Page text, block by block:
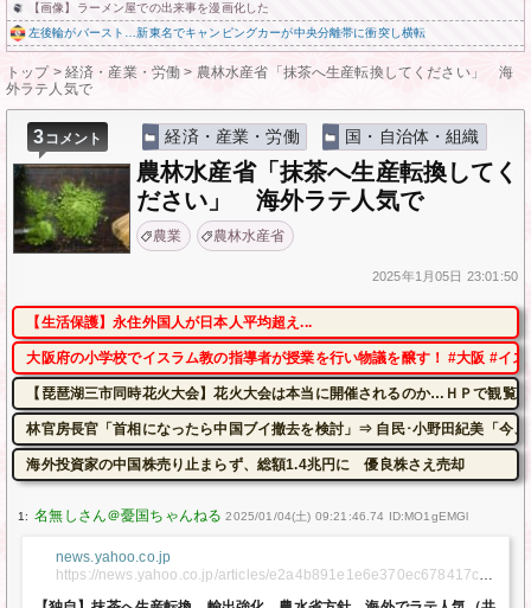
【画像】ラーメン屋での出来事を漫画化した
左後輪がバースト…新東名でキャンピングカーが中央分離帯に衝突し横転
トップ> 経済・産業・労働 > 農林水産省「抹茶へ生産転換してください」 海
外ラテ人気で
3コメント 経済・産業・労働 国・自治体・組織
農林水産省「抹茶へ生産転換してく
ださい」 海外ラテ人気で
農業 農林水産省
2025年1月05日 23:01:50
【生活保護】永住外国人が日本人平均超え...
大阪府の小学校でイスラム教の指導者が授業を行い物議を醸す！ #大阪 #イ
【琵琶湖三市同時花火大会】花火大会は本当に開催されるのか…ＨＰで観覧
林官房長官「首相になったら中国ブイ撤去を検討」⇒ 自民･小野田紀美「今
海外投資家の中国株売り止まらず、総額1.4兆円に 優良株さえ売却
1: 2025/01/04(土) 09:21:46.74 ID:MO1gEMGl
news.yahoo.co.jp
https://news.yahoo.co.jp/articles/e2a4b891e1e6e370ec678417cbc